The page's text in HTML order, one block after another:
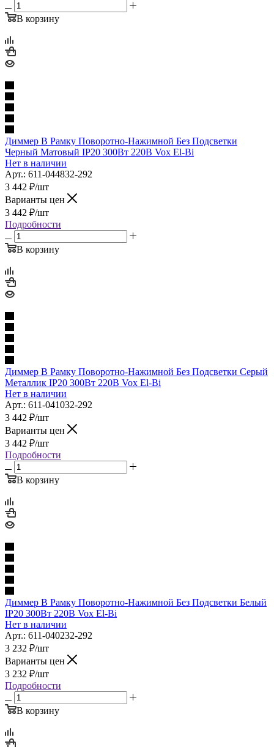
В корзину
Диммер В Рамку Поворотно-Нажимной Без Подсветки
Черный Матовый IP20 300Вт 220В Vox El-Bi
Нет в наличии
Арт.: 611-044832-292
3 442 ₽/шт
Варианты цен
3 442 ₽/шт
Подробности
В корзину
Диммер В Рамку Поворотно-Нажимной Без Подсветки Серый
Металлик IP20 300Вт 220В Vox El-Bi
Нет в наличии
Арт.: 611-041032-292
3 442 ₽/шт
Варианты цен
3 442 ₽/шт
Подробности
В корзину
Диммер В Рамку Поворотно-Нажимной Без Подсветки Белый
IP20 300Вт 220В Vox El-Bi
Нет в наличии
Арт.: 611-040232-292
3 232 ₽/шт
Варианты цен
3 232 ₽/шт
Подробности
В корзину